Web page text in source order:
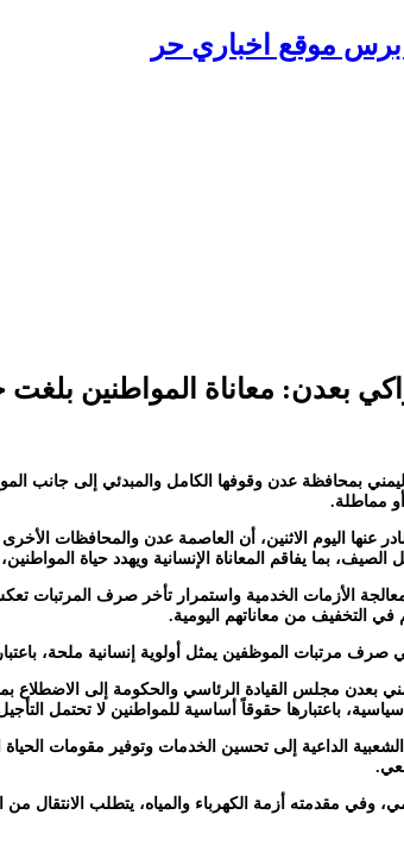
موقع اخباري حر
بعدن: معاناة المواطنين بلغت
بمحافظة عدن وقوفها الكامل والمبدئي إلى جانب
مماطلة.
اليوم الاثنين، أن العاصمة عدن والمحافظات
بما يفاقم المعاناة الإنسانية ويهدد حياة
الأزمات الخدمية واستمرار تأخر صرف المرتبات
في التخفيف من معاناتهم اليومية.
مرتبات الموظفين يمثل أولوية إنسانية ملحة،
بعدن مجلس القيادة الرئاسي والحكومة إلى الاضطلاع
باعتبارها حقوقاً أساسية للمواطنين لا تحتمل
الداعية إلى تحسين الخدمات وتوفير مقومات
وفي مقدمته أزمة الكهرباء والمياه، يتطلب